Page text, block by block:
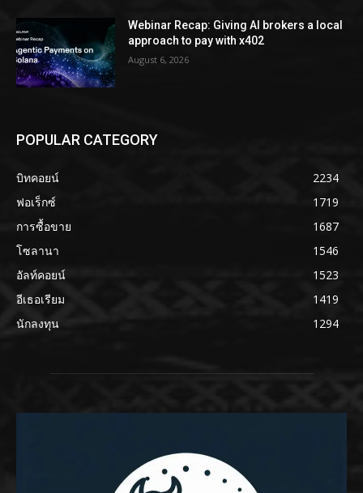
Webinar Recap: Giving AI brokers a local
approach to pay with x402
August 6, 2026
POPULAR CATEGORY
บิทคอยน์
2234
ฟอเร็กซ์
1719
การซื้อขาย
1687
โซลานา
1546
อัลท์คอยน์
1523
อีเธอเรียม
1419
นักลงทุน
1294